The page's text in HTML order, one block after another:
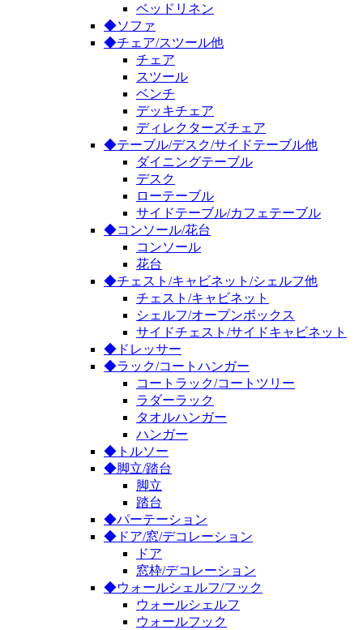
ベッドリネン
◆ソファ
◆チェア/スツール他
チェア
スツール
ベンチ
デッキチェア
ディレクターズチェア
◆テーブル/デスク/サイドテーブル他
ダイニングテーブル
デスク
ローテーブル
サイドテーブル/カフェテーブル
◆コンソール/花台
コンソール
花台
◆チェスト/キャビネット/シェルフ他
チェスト/キャビネット
シェルフ/オープンボックス
サイドチェスト/サイドキャビネット
◆ドレッサー
◆ラック/コートハンガー
コートラック/コートツリー
ラダーラック
タオルハンガー
ハンガー
◆トルソー
◆脚立/踏台
脚立
踏台
◆パーテーション
◆ドア/窓/デコレーション
ドア
窓枠/デコレーション
◆ウォールシェルフ/フック
ウォールシェルフ
ウォールフック